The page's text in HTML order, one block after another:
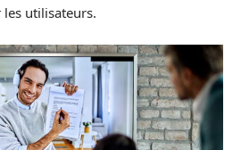
utilisateurs.